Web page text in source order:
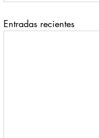
Entradas recientes